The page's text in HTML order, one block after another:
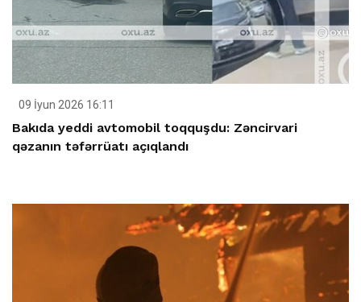
09 İyun 2026 16:11
Bakıda yeddi avtomobil toqquşdu: Zəncirvari
qəzanın təfərrüatı açıqlandı